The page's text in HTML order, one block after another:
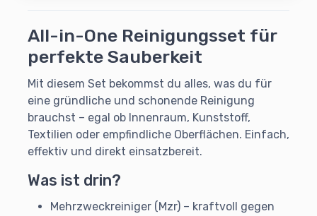
All-in-One Reinigungsset für
perfekte Sauberkeit
Mit diesem Set bekommst du alles, was du für
eine gründliche und schonende Reinigung
brauchst – egal ob Innenraum, Kunststoff,
Textilien oder empfindliche Oberflächen. Einfach,
effektiv und direkt einsatzbereit.
Was ist drin?
Mehrzweckreiniger (Mzr) – kraftvoll gegen